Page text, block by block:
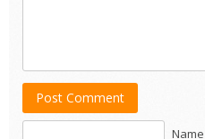
Post Comment